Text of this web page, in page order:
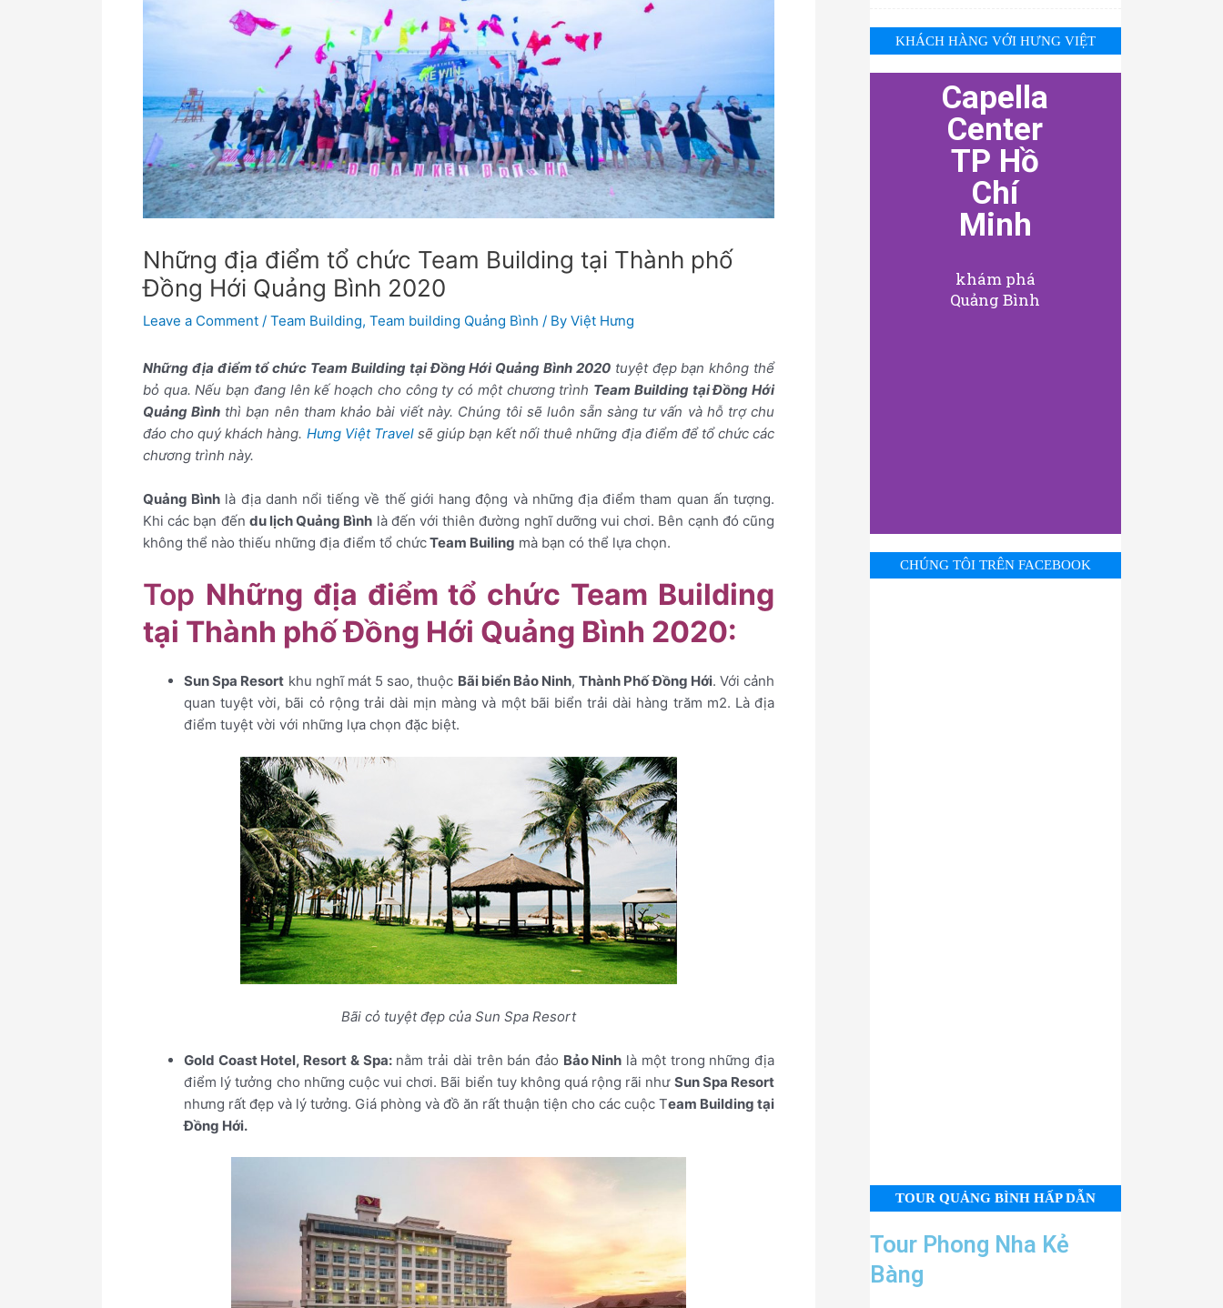
Những địa điểm tổ chức Team Building tại Thành phố
Đồng Hới Quảng Bình 2020
Leave a Comment / Team Building, Team building Quảng Bình / By Việt Hưng
Những địa điểm tổ chức Team Building tại Đồng Hới Quảng Bình 2020tuyệt đẹp bạn không thể
bỏ qua. Nếu bạn đang lên kế hoạch cho công ty có một chương trình Team Building tại Đồng Hới
Quảng Bình thì bạn nên tham khảo bài viết này. Chúng tôi sẽ luôn sẵn sàng tư vấn và hỗ trợ chu
đáo cho quý khách hàng. Hưng Việt Travelsẽ giúp bạn kết nối thuê những địa điểm để tổ chức các
chương trình này.
Quảng Bình là địa danh nổi tiếng về thế giới hang động và những địa điểm tham quan ấn tượng.
Khi các bạn đến du lịch Quảng Bình là đến với thiên đường nghĩ dưỡng vui chơi. Bên cạnh đó cũng
không thể nào thiếu những địa điểm tổ chứcTeam Builing mà bạn có thể lựa chọn.
Top Những địa điểm tổ chức Team Building
tại Thành phố Đồng Hới Quảng Bình 2020:
Sun Spa Resort khu nghĩ mát 5 sao, thuộc Bãi biển Bảo Ninh,Thành Phố Đồng Hới. Với cảnh
quan tuyệt vời, bãi cỏ rộng trải dài mịn màng và một bãi biển trải dài hàng trăm m2. Là địa
điểm tuyệt vời với những lựa chọn đặc biệt.
Bãi cỏ tuyệt đẹp của Sun Spa Resort
Gold Coast Hotel, Resort & Spa:nằm trải dài trên bán đảo Bảo Ninh là một trong những địa
điểm lý tưởng cho những cuộc vui chơi. Bãi biển tuy không quá rộng rãi như Sun Spa Resort
nhưng rất đẹp và lý tưởng. Giá phòng và đồ ăn rất thuận tiện cho các cuộc Team Building tại
Đồng Hới.
KHÁCH HÀNG VỚI HƯNG VIỆT
Capella
Center
TP Hồ
Chí
Minh
khám phá
Quảng Bình
CHÚNG TÔI TRÊN FACEBOOK
TOUR QUẢNG BÌNH HẤP DẪN
Tour Phong Nha Kẻ
Bàng